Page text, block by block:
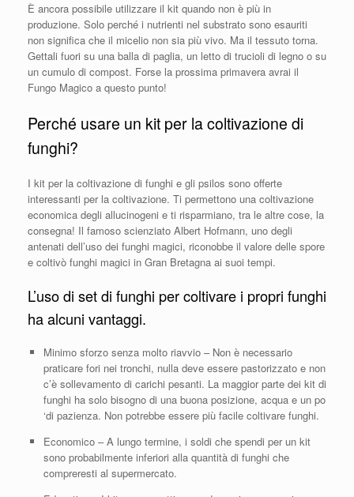
È ancora possibile utilizzare il kit quando non è più in
produzione. Solo perché i nutrienti nel substrato sono esauriti
non significa che il micelio non sia più vivo. Ma il tessuto torna.
Gettali fuori su una balla di paglia, un letto di trucioli di legno o su
un cumulo di compost. Forse la prossima primavera avrai il
Fungo Magico a questo punto!
Perché usare un kit per la coltivazione di
funghi?
I kit per la coltivazione di funghi e gli psilos sono offerte
interessanti per la coltivazione. Ti permettono una coltivazione
economica degli allucinogeni e ti risparmiano, tra le altre cose, la
consegna! Il famoso scienziato Albert Hofmann, uno degli
antenati dell’uso dei funghi magici, riconobbe il valore delle spore
e coltivò funghi magici in Gran Bretagna ai suoi tempi.
L’uso di set di funghi per coltivare i propri funghi
ha alcuni vantaggi.
Minimo sforzo senza molto riavvio – Non è necessario
praticare fori nei tronchi, nulla deve essere pastorizzato e non
c’è sollevamento di carichi pesanti. La maggior parte dei kit di
funghi ha solo bisogno di una buona posizione, acqua e un po
‘di pazienza. Non potrebbe essere più facile coltivare funghi.
Economico – A lungo termine, i soldi che spendi per un kit
sono probabilmente inferiori alla quantità di funghi che
compreresti al supermercato.